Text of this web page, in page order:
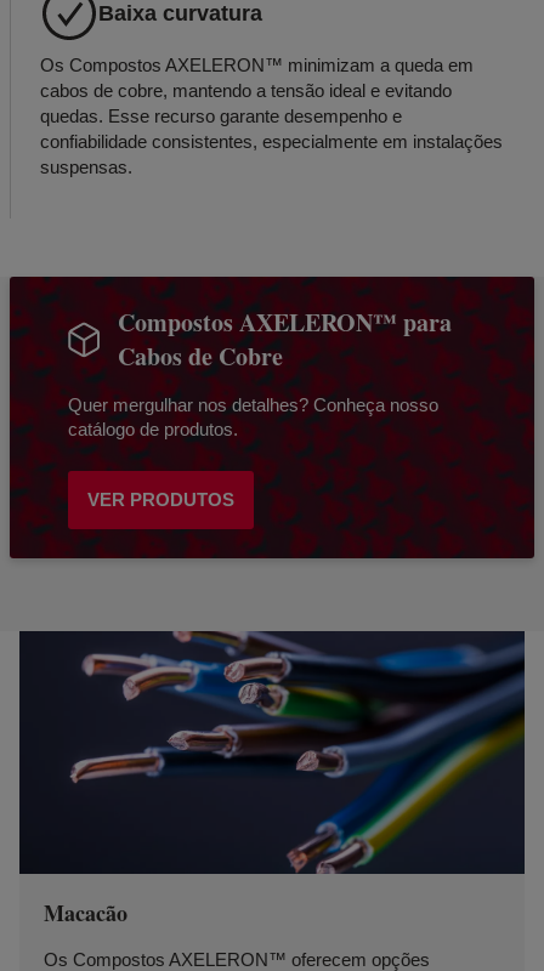
Baixa curvatura
Os Compostos AXELERON™ minimizam a queda em
cabos de cobre, mantendo a tensão ideal e evitando
quedas. Esse recurso garante desempenho e
confiabilidade consistentes, especialmente em instalações
suspensas.
Compostos AXELERON™ para
Cabos de Cobre
Quer mergulhar nos detalhes? Conheça nosso
catálogo de produtos.
VER PRODUTOS
Macacão
Os Compostos AXELERON™ oferecem opções